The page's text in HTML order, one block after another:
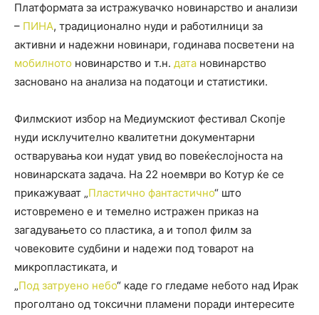
Платформата за истражувачко новинарство и анализи
– ПИНА, традиционално нуди и работилници за
активни и надежни новинари, годинава посветени на
мобилното новинарство и т.н. дата новинарство
засновано на анализа на податоци и статистики.
Филмскиот избор на Медиумскиот фестивал Скопје
нуди исклучително квалитетни документарни
остварувања кои нудат увид во повеќеслојноста на
новинарската задача. На 22 ноември во Котур ќе се
прикажуваат „Пластично фантастично“ што
истовремено е и темелно истражен приказ на
загадувањето со пластика, а и топол филм за
човековите судбини и надежи под товарот на
микропластиката, и
„Под затруено небо“ каде го гледаме небото над Ирак
проголтано од токсични пламени поради интересите